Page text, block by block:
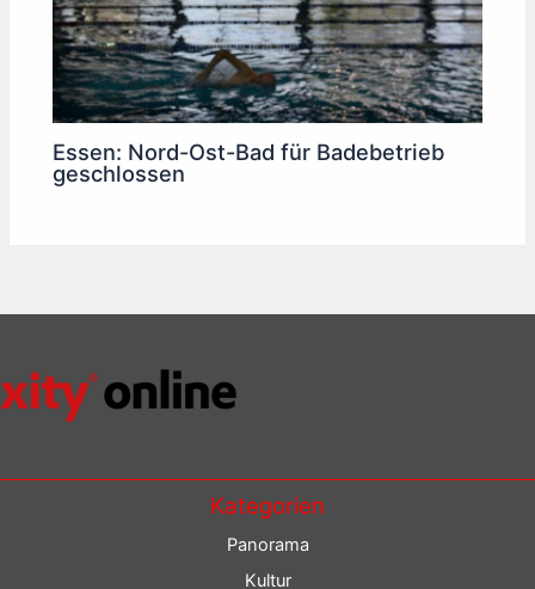
Essen: Nord-Ost-Bad für Badebetrieb
geschlossen
Kategorien
Panorama
Kultur